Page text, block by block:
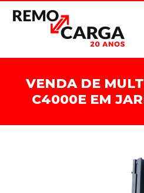
VENDA DE
C4000E EM